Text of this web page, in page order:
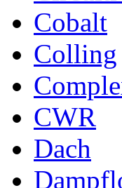
Cobalt
Colling
CWR
Dach